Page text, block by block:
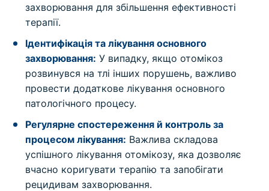
захворювання для збільшення ефективності
терапії.
Ідентифікація та лікування основного
захворювання: У випадку, якщо отомікоз
розвинувся на тлі інших порушень, важливо
провести додаткове лікування основного
патологічного процесу.
Регулярне спостереження й контроль за
процесом лікування: Важлива складова
успішного лікування отомікозу, яка дозволяє
вчасно коригувати терапію та запобігати
рецидивам захворювання.